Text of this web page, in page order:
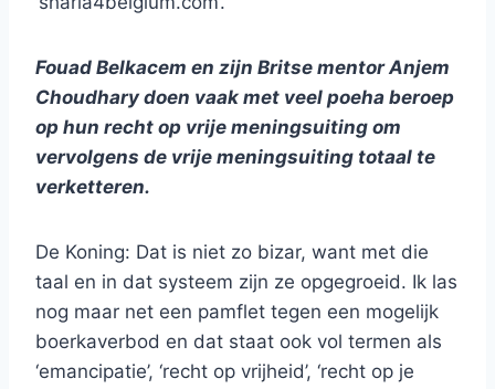
Fouad Belkacem en zijn Britse mentor Anjem
Choudhary doen vaak met veel poeha beroep
op hun recht op vrije meningsuiting om
vervolgens de vrije meningsuiting totaal te
verketteren.
De Koning: Dat is niet zo bizar, want met die
taal en in dat systeem zijn ze opgegroeid. Ik las
nog maar net een pamflet tegen een mogelijk
boerkaverbod en dat staat ook vol termen als
‘emancipatie’, ‘recht op vrijheid’, ‘recht op je